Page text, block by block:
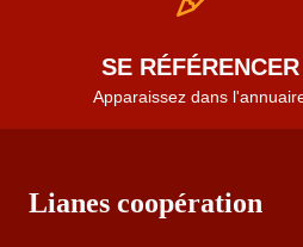
SE RÉFÉRENCER
Apparaissez dans
Lianes coopération